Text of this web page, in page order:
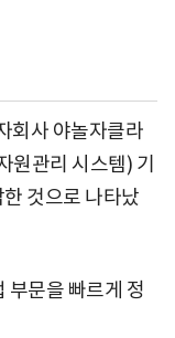
회사 야놀자클라
원관리 시스템) 기
것으로 나타났
부문을 빠르게 정